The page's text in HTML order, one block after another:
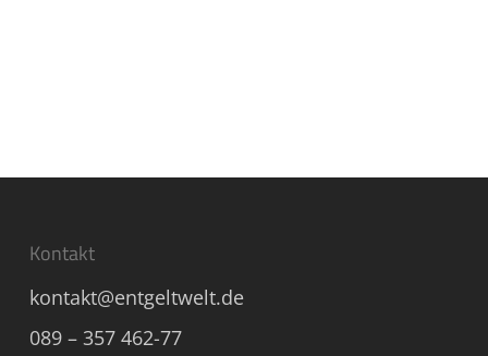
Kontakt
kontakt@entgeltwelt.de
089 – 357 462-77